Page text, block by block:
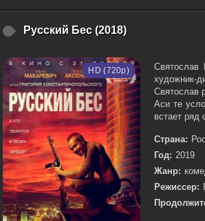
Русский Бес (2018)
HD (720p)
художник-
Святослав
Аси те
встает ряд
Страна:
Год: 2019
Жанр:
Режиссер: